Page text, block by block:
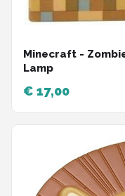
Minecraft -
Lamp
€ 17,00